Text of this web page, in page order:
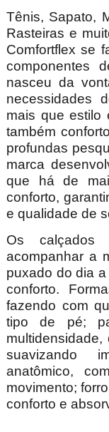
Tênis, Sapato,
Rasteiras e
Comfortflex se
componentes
nasceu da
necessidades
mais que estilo
também
profundas
marca
que há de
conforto,
e qualidade de
Os calçados
acompanhar a
puxado do dia
conforto.
fazendo com
tipo de pé;
suavizando
anatômico,
movimento;
conforto e